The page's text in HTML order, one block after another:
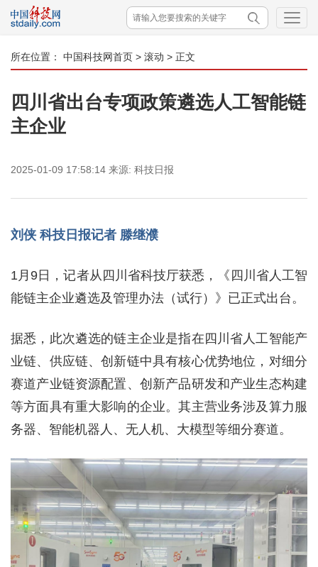
所在位置： 中国科技网首页 > 滚动 > 正文
四川省出台专项政策遴选人工智能链
主企业
2025-01-09 17:58:14 来源: 科技日报
刘侠 科技日报记者 滕继濮
1月9日，记者从四川省科技厅获悉，《四川省人工智
能链主企业遴选及管理办法（试行）》已正式出台。
据悉，此次遴选的链主企业是指在四川省人工智能产
业链、供应链、创新链中具有核心优势地位，对细分
赛道产业链资源配置、创新产品研发和产业生态构建
等方面具有重大影响的企业。其主营业务涉及算力服
务器、智能机器人、无人机、大模型等细分赛道。